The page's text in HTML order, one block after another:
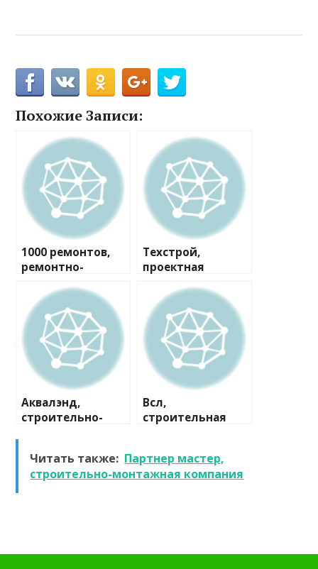
Похожие Записи:
1000 ремонтов,
ремонтно-
компания
Техстрой,
проектная
Аквалэнд,
строительно-
Всл,
строительная
Читать также: Партнер мастер,
строительно-монтажная компания